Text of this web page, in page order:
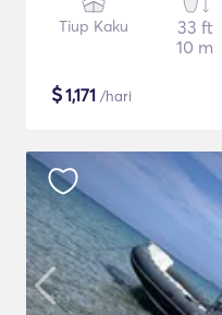
Tiup Kaku
33 ft
10 m
$1,171 /hari